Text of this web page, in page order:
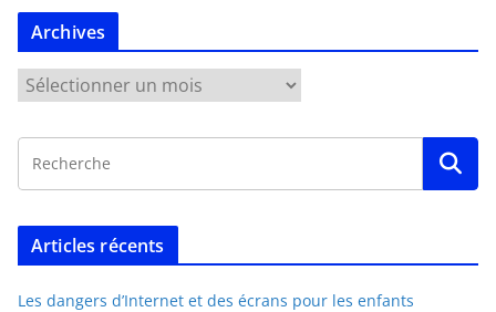
Archives
Articles récents
Les dangers d’Internet et des écrans pour les enfants